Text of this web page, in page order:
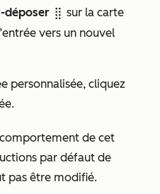
déposer dragHandle sur la carte
vers un nouvel
personnalisée, cliquez
de cet
par défaut de
pas être modifié.